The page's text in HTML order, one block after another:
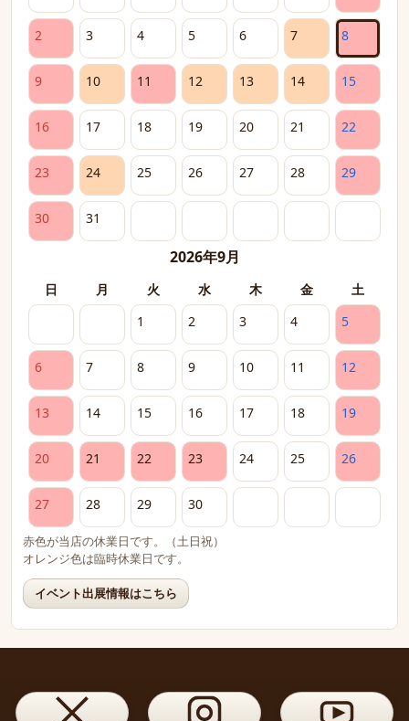
2 3 4 5 6 7 8
9 10 11 12 13 14 15
16 17 18 19 20 21 22
23 24 25 26 27 28 29
30 31
2026年9月
日 月 火 水 木 金
土
1
2 3 4 5
6 7 8 9 10 11 12
13 14 15 16 17 18 19
20 21 22 23 24 25 26
27 28 29 30
赤色が当店の休業日です。（土日祝）
オレンジ色は臨時休業日です。
イベント出展情報はこちら